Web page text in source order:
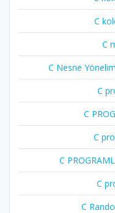
C
C
C Nesne
C
C
C
C
C
C